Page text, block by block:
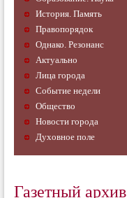
История. Память
Правопорядок
Однако. Резонанс
Актуально
Лица города
Событие недели
Общество
Новости города
Духовное поле
Газетный архив